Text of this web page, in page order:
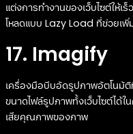
แต่งการทำงานของเว็บไซต์ให้
โหลดแบบ Lazy Load ที่ช่วยเ
17. Imagify
เครื่องมือบีบอัดรูปภาพอัตโนมั
ขนาดไฟล์รูปภาพทั้งเว็บไซต์ได้ใ
เสียคุณภาพของภาพ